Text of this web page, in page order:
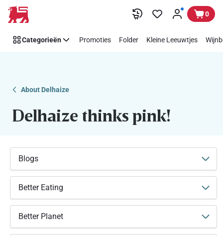
Overslaan
Makkelijk
Think
steunen
0
Categorieën Promoties Folder Kleine Leeuwtjes
About Delhaize
Delhaize thinks pink!
Blogs
Better Eating
Better Planet